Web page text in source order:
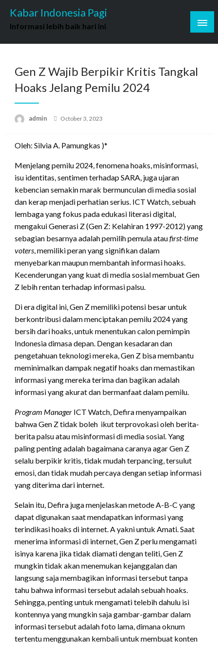
content
Kabar Indonesia Pagi
Informasi lebih baik hari ini
Gen Z Wajib Berpikir Kritis Tangkal
Hoaks Jelang Pemilu 2024
admin
Posted
October 3, 2023
Oleh: Silvia A. Pamungkas )*
Menjelang pemilu 2024, fenomena hoaks, misinformasi,
isu identitas, sentimen terhadap SARA, juga ujaran
kebencian semakin marak bermunculan di media sosial
dan kerap menjadi perhatian serius. ICT Watch, sebuah
lembaga yang fokus pada edukasi literasi digital,
mengakui Generasi Z (Gen Z: Kelahiran 1997-2012) yang
sebagian besarnya adalah pemilih pemula ataufirst-time
voters, memiliki peran yang signifikan dalam
menyebarkan maupun membantah informasi hoaks.
Kecenderungan yang kuat di media sosial membuat Gen
Z lebih rentan terhadap informasi palsu.
Di era digital ini, Gen Z memiliki potensi besar untuk
berkontribusi dalam menciptakan pemilu 2024 yang
bersih dari hoaks, untuk menentukan calon pemimpin
Indonesia dimasa depan. Dengan kesadaran dan
pengetahuan teknologi mereka, Gen Z bisa membantu
meminimalkan dampak negatif hoaks dan memastikan
informasi yang mereka terima dan bagikan adalah
informasi yang akurat dan bermanfaat dalam pemilu.
Program Manager ICT Watch, Defira menyampaikan
bahwa Gen Z tidak boleh ikut terprovokasi oleh berita-
berita palsu atau misinformasi di media sosial. Yang
paling penting adalah bagaimana caranya agar Gen Z
selalu berpikir kritis, tidak mudah terpancing, tersulut
emosi, dan tidak mudah percaya dengan setiap informasi
yang diterima dari internet.
Selain itu, Defira juga menjelaskan metode A-B-C yang
dapat digunakan saat mendapatkan informasi yang
terindikasi hoaks di internet. A yakni untuk Amati. Saat
menerima informasi di internet, Gen Z perlu mengamati
isinya karena jika tidak diamati dengan teliti, Gen Z
mungkin tidak akan menemukan kejanggalan dan
langsung saja membagikan informasi tersebut tanpa
tahu bahwa informasi tersebut adalah sebuah hoaks.
Sehingga, penting untuk mengamati telebih dahulu isi
kontennya yang mungkin saja gambar-gambar dalam
informasi tersebut adalah foto lama, dimana oknum
tertentu menggunakan kembali untuk membuat konten